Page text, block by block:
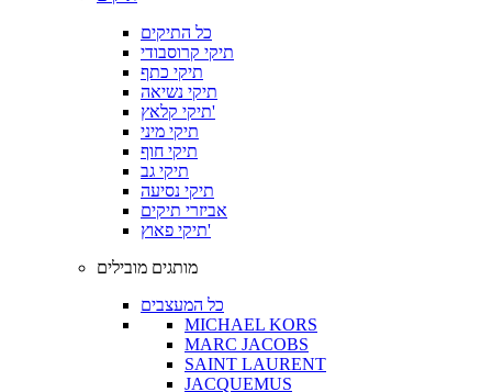
כל התיקים
תיקי קרוסבודי
תיקי כתף
תיקי נשיאה
תיקי קלאץ'
תיקי מיני
תיקי חוף
תיקי גב
תיקי נסיעה
אביזרי תיקים
תיקי פאוץ'
מותגים מובילים
כל המעצבים
MICHAEL KORS
MARC JACOBS
SAINT LAURENT
JACQUEMUS